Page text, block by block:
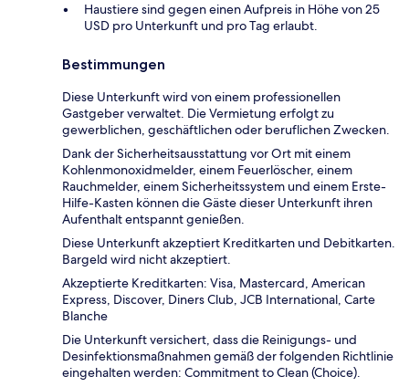
Haustiere sind gegen einen Aufpreis in Höhe von 25
USD pro Unterkunft und pro Tag erlaubt.
Bestimmungen
Diese Unterkunft wird von einem professionellen
Gastgeber verwaltet. Die Vermietung erfolgt zu
gewerblichen, geschäftlichen oder beruflichen Zwecken.
Dank der Sicherheitsausstattung vor Ort mit einem
Kohlenmonoxidmelder, einem Feuerlöscher, einem
Rauchmelder, einem Sicherheitssystem und einem Erste-
Hilfe-Kasten können die Gäste dieser Unterkunft ihren
Aufenthalt entspannt genießen.
Diese Unterkunft akzeptiert Kreditkarten und Debitkarten.
Bargeld wird nicht akzeptiert.
Akzeptierte Kreditkarten: Visa, Mastercard, American
Express, Discover, Diners Club, JCB International, Carte
Blanche
Die Unterkunft versichert, dass die Reinigungs- und
Desinfektionsmaßnahmen gemäß der folgenden Richtlinie
eingehalten werden: Commitment to Clean (Choice).